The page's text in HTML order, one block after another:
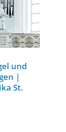
und
|
St.